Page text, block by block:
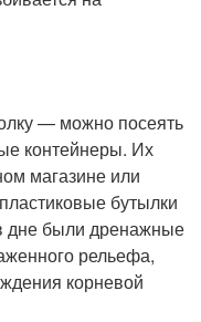
— можно посеять
контейнеры. Их
магазине или
бутылки
дне были дренажные
рельефа,
корневой